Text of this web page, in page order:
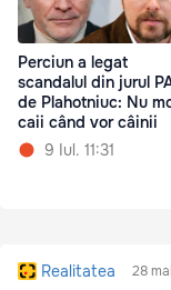
Perciun a legat
scandalul din jurul
de Plahotniuc: Nu
caii când vor câinii
9 Iul. 11:31
Realitatea 28